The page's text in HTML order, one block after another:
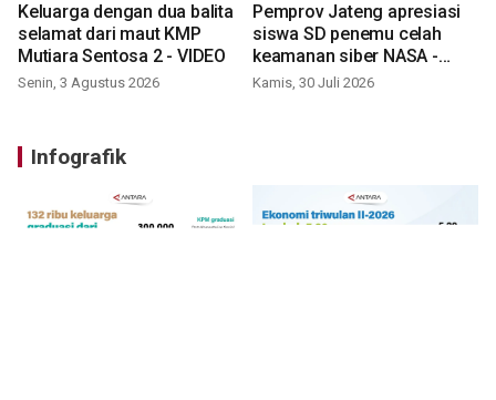
Keluarga dengan dua balita
selamat dari maut KMP
Mutiara Sentosa 2 - VIDEO
Senin, 3 Agustus 2026
Pemprov Jateng apresiasi
siswa SD penemu celah
keamanan siber NASA -
VIDEO
Kamis, 30 Juli 2026
Infografik